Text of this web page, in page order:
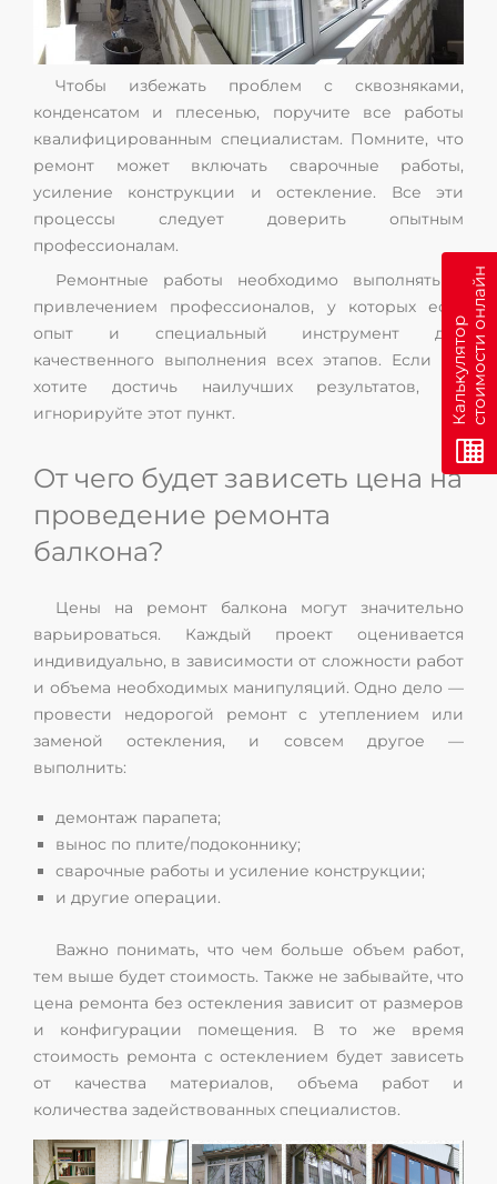
Чтобы избежать проблем с сквозняками,
конденсатом и плесенью, поручите все работы
квалифицированным специалистам. Помните, что
ремонт может включать сварочные работы,
усиление конструкции и остекление. Все эти
процессы следует доверить опытным
профессионалам.
Ремонтные работы необходимо выполнять с
привлечением профессионалов, у которых есть
опыт и специальный инструмент для
качественного выполнения всех этапов. Если вы
хотите достичь наилучших результатов, не
игнорируйте этот пункт.
От чего будет зависеть цена на
проведение ремонта
балкона?
Цены на ремонт балкона могут значительно
варьироваться. Каждый проект оценивается
индивидуально, в зависимости от сложности работ
и объема необходимых манипуляций. Одно дело —
провести недорогой ремонт с утеплением или
заменой остекления, и совсем другое —
выполнить:
демонтаж парапета;
вынос по плите/подоконнику;
сварочные работы и усиление конструкции;
и другие операции.
Важно понимать, что чем больше объем работ,
тем выше будет стоимость. Также не забывайте, что
цена ремонта без остекления зависит от размеров
и конфигурации помещения. В то же время
стоимость ремонта с остеклением будет зависеть
от качества материалов, объема работ и
количества задействованных специалистов.
К
а
л
ь
к
у
л
я
т
о
р
с
т
о
и
м
о
с
т
и
о
н
л
а
йн